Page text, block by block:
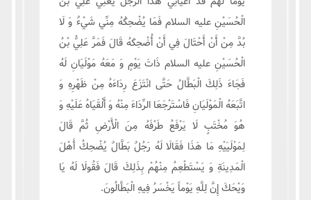
الْحُسَيْنِ علیه السلام فَمَا يُضْحِكُهُ مِنِّي شَيْ‏ءٌ وَ لَا
بُدَّ مِنْ أَنْ أَحْتَالَ فِي أَنْ أُضْحِكَهُ قَالَ فَمَرَّ عَلِيُّ بْنُ
الْحُسَيْنِ علیه السلام ذَاتَ يَوْمٍ وَ مَعَهُ مَوْلَيَانِ لَهُ
فَجَاءَ ذَلِكَ الْبَطَّالُ حَتَّى انْتَزَعَ رِدَاءَهُ مِنْ ظَهْرِهِ وَ
اتَّبَعَهُ الْمَوْلَيَانِ فَاسْتَرْجَعَا الرِّدَاءَ مِنْهُ وَ أَلْقَيَاهُ عَلَيْهِ وَ
هُوَ مُخْتَبٍ لَا يَرْفَعُ طَرْفَهُ مِنَ الْأَرْضِ ثُمَّ قَالَ
لِمَوْلَيَيْهِ مَا هَذَا فَقَالَا لَهُ رَجُلٌ بَطَّالٌ يُضْحِكُ أَهْلَ
الْمَدِينَةِ وَ يَسْتَطْعِمُ مِنْهُمْ بِذَلِكَ قَالَ فَقُولَا لَهُ يَا
وَيْحَكَ إِنَّ لِلَّهِ يَوْماً يَخْسَرُ فِيهِ الْبَطَّالُونَ.